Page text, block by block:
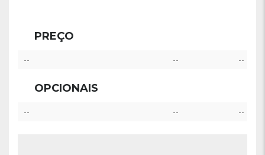
PREÇO
-- -- --
OPCIONAIS
-- -- --